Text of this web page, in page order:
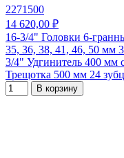
2271500
14 620,00 ₽
16-3/4" Головки 6-
35, 36, 38, 41, 46, 50 мм
3/4" Удгинитель 400 мм
Трещотка 500 мм 24
В корзину